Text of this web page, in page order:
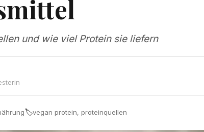
und wie viel Protein sie liefern
🏷vegan protein, proteinquellen